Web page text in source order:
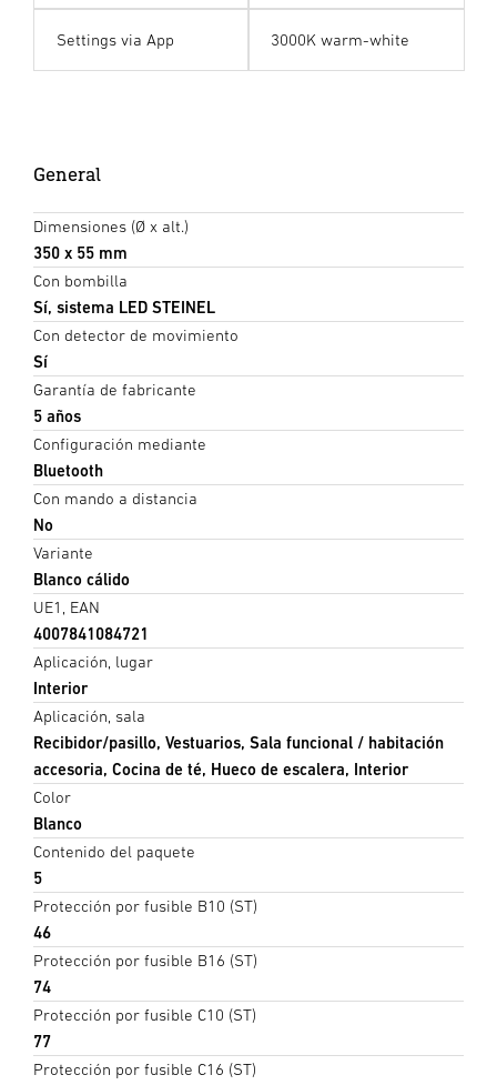
Settings via App 3000K warm-white
General
Dimensiones (Ø x alt.)
350 x 55 mm
Con bombilla
Sí, sistema LED STEINEL
Con detector de movimiento
Sí
Garantía de fabricante
5 años
Configuración mediante
Bluetooth
Con mando a distancia
No
Variante
Blanco cálido
UE1, EAN
4007841084721
Aplicación, lugar
Interior
Aplicación, sala
Recibidor/pasillo, Vestuarios, Sala funcional / habitación
accesoria, Cocina de té, Hueco de escalera, Interior
Color
Blanco
Contenido del paquete
5
Protección por fusible B10 (ST)
46
Protección por fusible B16 (ST)
74
Protección por fusible C10 (ST)
77
Protección por fusible C16 (ST)